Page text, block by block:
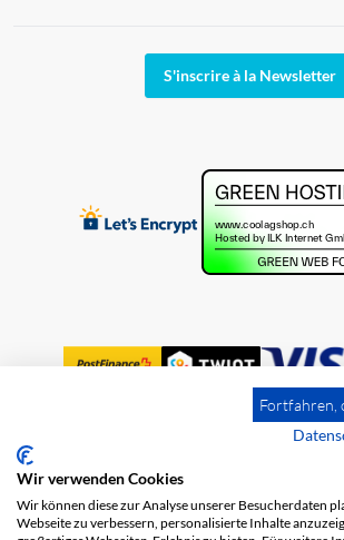
S'inscrire à la Newsletter
Impression
Protection des données
Fortfahren,
Wir verwenden Cookies
Wir können diese zur Analyse unserer Besucherdaten
Webseite zu verbessern, personalisierte Inhalte